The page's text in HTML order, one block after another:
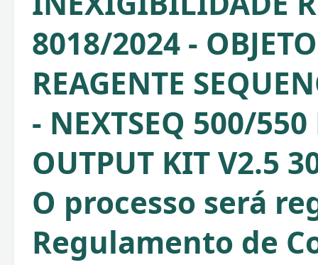
8018/2024 -
REAGENTE
- NEXTSEQ 500/
OUTPUT KIT V2.5
O processo será
Regulamento de